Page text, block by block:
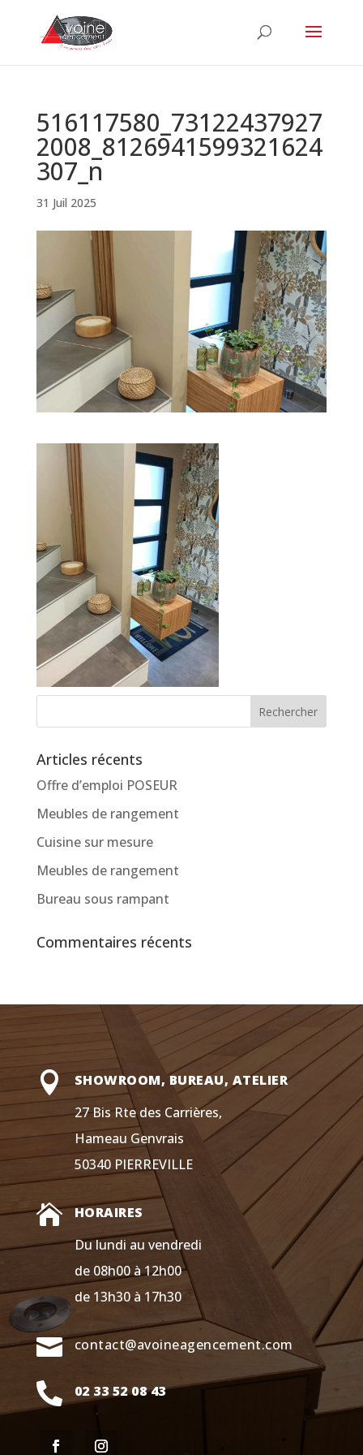
516117580_73122437927
2008_8126941599321624
307_n
31 Juil 2025
Articles récents
Offre d’emploi POSEUR
Meubles de rangement
Cuisine sur mesure
Meubles de rangement
Bureau sous rampant
Commentaires récents

SHOWROOM, BUREAU, ATELIER
27 Bis Rte des Carrières,
Hameau Genvrais
50340 PIERREVILLE

HORAIRES
Du lundi au vendredi
de 08h00 à 12h00
de 13h30 à 17h30
 contact@avoineagencement.com
 02 33 52 08 43